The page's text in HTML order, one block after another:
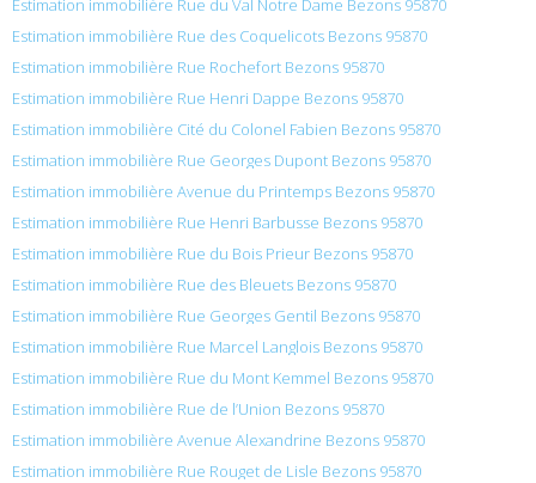
Estimation immobilière Rue du Val Notre Dame Bezons 95870
Estimation immobilière Rue des Coquelicots Bezons 95870
Estimation immobilière Rue Rochefort Bezons 95870
Estimation immobilière Rue Henri Dappe Bezons 95870
Estimation immobilière Cité du Colonel Fabien Bezons 95870
Estimation immobilière Rue Georges Dupont Bezons 95870
Estimation immobilière Avenue du Printemps Bezons 95870
Estimation immobilière Rue Henri Barbusse Bezons 95870
Estimation immobilière Rue du Bois Prieur Bezons 95870
Estimation immobilière Rue des Bleuets Bezons 95870
Estimation immobilière Rue Georges Gentil Bezons 95870
Estimation immobilière Rue Marcel Langlois Bezons 95870
Estimation immobilière Rue du Mont Kemmel Bezons 95870
Estimation immobilière Rue de l’Union Bezons 95870
Estimation immobilière Avenue Alexandrine Bezons 95870
Estimation immobilière Rue Rouget de Lisle Bezons 95870